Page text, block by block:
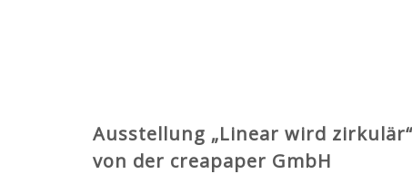
Ausstellung „Linear wird
von der creapaper GmbH